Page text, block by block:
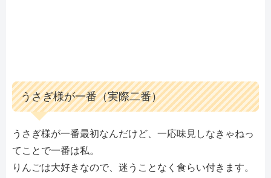
うさぎ様が一番（実際二番）
うさぎ様が一番最初なんだけど、一応味見しなきゃねっ
てことで一番は私。
りんごは大好きなので、迷うことなく食らい付きます。